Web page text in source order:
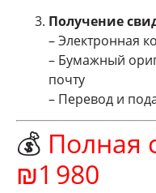
Получение
– Электронная
– Бумажный
почту
– Перевод и
💰 Полная
₪1 980